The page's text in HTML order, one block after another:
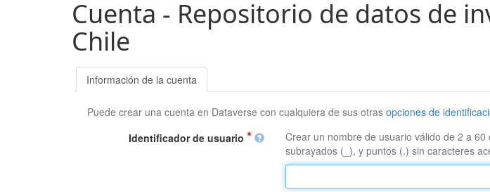
Cuenta - Repositorio de datos de
Chile
Información de la cuenta
Puede crear una cuenta en Dataverse con cualquiera de sus otrasopciones de
Identificador de usuario
Crear un nombre de usuario válido de 2 a
subrayados (_), y puntos (.) sin caracteres